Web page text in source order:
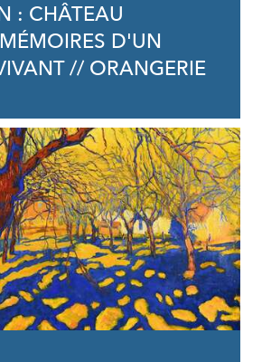
: CHÂTEAU
D'UN
// ORANGERIE